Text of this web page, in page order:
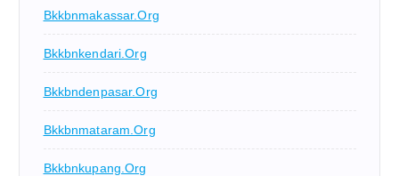
Bkkbnmakassar.org
Bkkbnkendari.org
Bkkbndenpasar.org
Bkkbnmataram.org
Bkkbnkupang.org